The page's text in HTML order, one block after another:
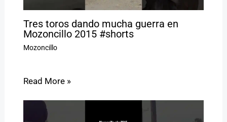
Tres toros dando mucha guerra en
Mozoncillo 2015 #shorts
Mozoncillo
Read More »